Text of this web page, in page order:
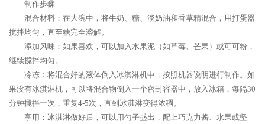
制作步骤
混合材料：在大碗中，将牛奶、糖、淡奶油和香草精混合，用打蛋器
搅拌均匀，直至糖完全溶解。
添加风味：如果喜欢，可以加入水果泥（如草莓、芒果）或可可粉，
继续搅拌均匀。
冷冻：将混合好的液体倒入冰淇淋机中，按照机器说明进行制作。如
果没有冰淇淋机，可以将混合物倒入一个密封容器中，放入冰箱，每隔30
分钟搅拌一次，重复4-5次，直到冰淇淋变得浓稠。
享用：冰淇淋做好后，可以用勺子盛出，配上巧克力酱、水果或坚